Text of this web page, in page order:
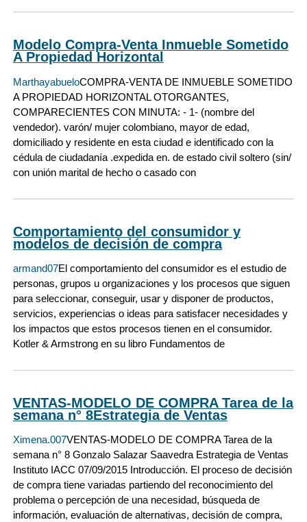
Modelo Compra-Venta Inmueble Sometido
A Propiedad Horizontal
MarthayabueloCOMPRA-VENTA DE INMUEBLE SOMETIDO
A PROPIEDAD HORIZONTAL OTORGANTES,
COMPARECIENTES CON MINUTA: - 1- (nombre del
vendedor). varón/ mujer colombiano, mayor de edad,
domiciliado y residente en esta ciudad e identificado con la
cédula de ciudadanía .expedida en. de estado civil soltero (sin/
con unión marital de hecho o casado con
Comportamiento del consumidor y
modelos de decisión de compra
armand07El comportamiento del consumidor es el estudio de
personas, grupos u organizaciones y los procesos que siguen
para seleccionar, conseguir, usar y disponer de productos,
servicios, experiencias o ideas para satisfacer necesidades y
los impactos que estos procesos tienen en el consumidor.
Kotler & Armstrong en su libro Fundamentos de
VENTAS-MODELO DE COMPRA Tarea de la
semana n° 8Estrategia de Ventas
Ximena.007VENTAS-MODELO DE COMPRA Tarea de la
semana n° 8 Gonzalo Salazar Saavedra Estrategia de Ventas
Instituto IACC 07/09/2015 Introducción. El proceso de decisión
de compra tiene variadas partiendo del reconocimiento del
problema o percepción de una necesidad, búsqueda de
información, evaluación de alternativas, decisión de compra,